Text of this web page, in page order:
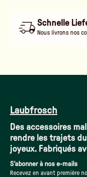
Schnelle
Nous livrons nos
Laubfrosch
Des accessoires
rendre les trajets
joyeux. Fabriqués
S'abonner à nos e-mails
Recevez en avant première